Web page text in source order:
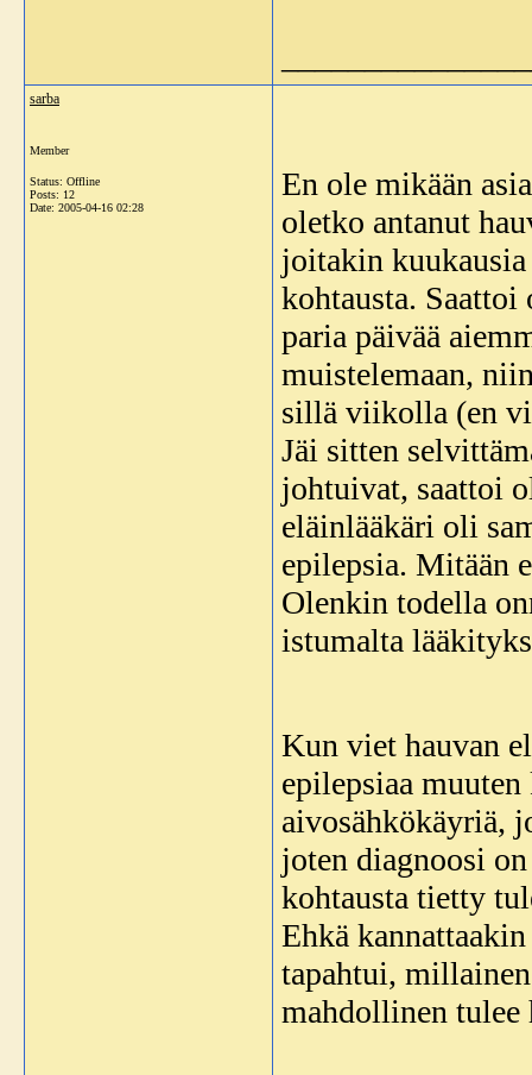
sarba
Member
Status: Offline
Posts: 12
Date: 2005-04-16 02:28
En ole mikään
oletko antanut
joitakin
kohtausta.
paria päivää
muistelemaan,
sillä viikolla (en
Jäi sitten
johtuivat, saattoi
eläinlääkäri oli
epilepsia. Mitään
Olenkin todella
istumalta
Kun viet hauvan
epilepsiaa
aivosähkökäyriä,
joten diagnoosi
kohtausta tietty
Ehkä
tapahtui,
mahdollinen